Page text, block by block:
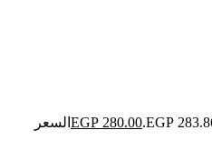
EGP 280.00
السعر